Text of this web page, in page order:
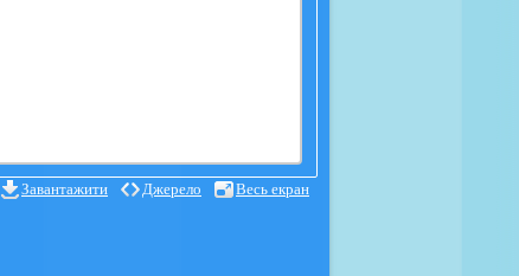
Завантажити Джерело Весь екран